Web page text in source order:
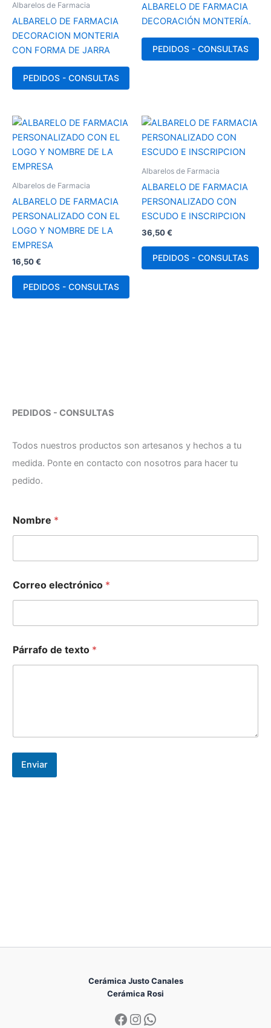
PEDIDOS - CONSULTAS
Todos nuestros productos son artesanos y hechos a tu
medida. Ponte en contacto con nosotros para hacer tu
pedido.
Nombre *
Correo electrónico *
t
e
Párrafo de texto *
Enviar
Albarelos de Farmacia
ALBARELO DE FARMACIA
DECORACION MONTERIA
CON FORMA DE JARRA
PEDIDOS - CONSULTAS
ALBARELO DE FARMACIA
DECORACIÓN MONTERÍA.
PEDIDOS - CONSULTAS
Albarelos de Farmacia
ALBARELO DE FARMACIA
PERSONALIZADO CON EL
LOGO Y NOMBRE DE LA
EMPRESA
16,50€
PEDIDOS - CONSULTAS
Albarelos de Farmacia
ALBARELO DE FARMACIA
PERSONALIZADO CON
ESCUDO E INSCRIPCION
36,50€
PEDIDOS - CONSULTAS
Cerámica Justo Canales
Cerámica Rosi
Facebook
Instagram
WhatsApp